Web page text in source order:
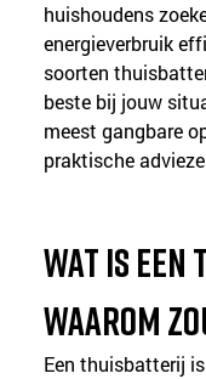
huishoudens
energieverbruik
soorten
beste bij jouw
meest gangbare
praktische
Wat is
waarom
Een thuisbatterij